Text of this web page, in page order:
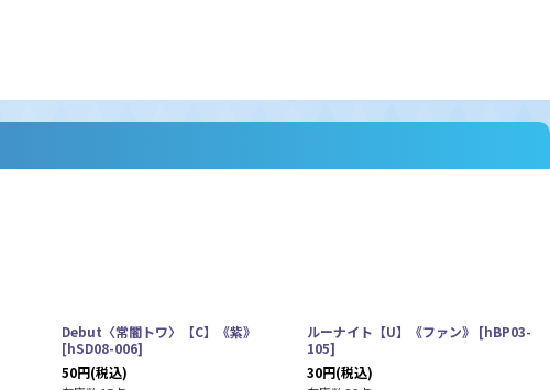
Debut〈常闇トワ〉【C】《紫》
[hSD08-006]
50円(税込)
ルーナイト【U】《ファン》 [hBP03-
105]
30円(税込)